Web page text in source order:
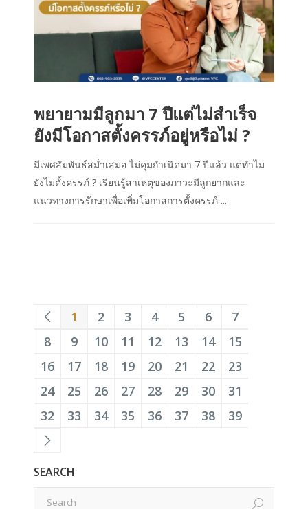
พยายามมีลูกมา 7 ปีแต่ไม่สำเร็จ
ยังมีโอกาสตั้งครรภ์อยู่หรือไม่ ?
มีเพศสัมพันธ์สม่ำเสมอ ไม่คุมกำเนิดมา 7 ปีแล้ว แต่ทำไม
ยังไม่ตั้งครรภ์ ? เรียนรู้สาเหตุของภาวะมีลูกยากและ
แนวทางการรักษาเพื่อเพิ่มโอกาสการตั้งครรภ์ ...
1 2 3 4 5 6
7
8
9 10 11 12 13 14
15
16
17 18 19 20 21 22
23
24
25 26 27 28 29 30
31
32
33 34 35 36 37 38 39
SEARCH